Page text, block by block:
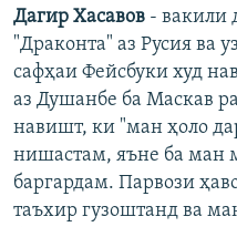
Дагир Хасавов - вакили
"Драконта" аз Русия ва
сафҳаи Фейсбуки худ
аз Душанбе ба Маскав
навишт, ки "ман ҳоло
нишастам, яъне ба ман
баргардам. Парвози
таъхир гузоштанд ва